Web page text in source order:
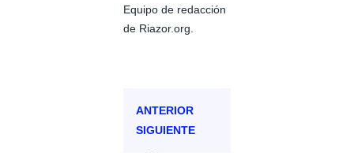
Equipo de redacción
de Riazor.org.
ANTERIOR
SIGUIENTE